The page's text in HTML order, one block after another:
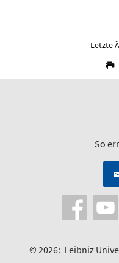
Letzte
So
© 2026: Leibniz